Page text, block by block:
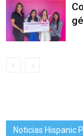
Noticias Hispanic